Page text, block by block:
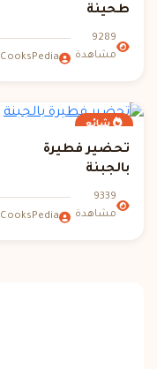
طحينة
9289
مشاهدة
CooksPedia
شائع
تحضير فطيرة
بالجبنة
9339
مشاهدة
CooksPedia